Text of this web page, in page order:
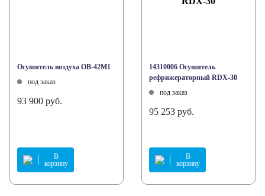
Осушитель воздуха ОВ-42М1
под заказ
93 900 руб.
В
корзину
14310006 Осушитель
рефрижераторный RDX-30
под заказ
95 253 руб.
В
корзину